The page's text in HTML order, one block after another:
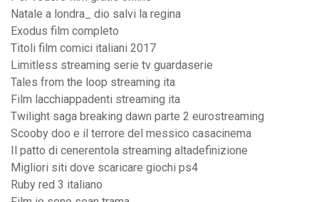
Natale a londra_ dio salvi la regina
Exodus film completo
Titoli film comici italiani 2017
Limitless streaming serie tv guardaserie
Tales from the loop streaming ita
Film lacchiappadenti streaming ita
Twilight saga breaking dawn parte 2 eurostreaming
Scooby doo e il terrore del messico casacinema
Il patto di cenerentola streaming altadefinizione
Migliori siti dove scaricare giochi ps4
Ruby red 3 italiano